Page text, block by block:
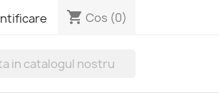
shopping_cart Cos (0)